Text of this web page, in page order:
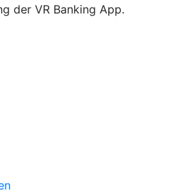
der VR Banking App.